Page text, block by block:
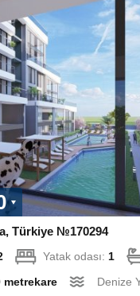
Türkiye №170294
Yatak odası: 1
metrekare Denize